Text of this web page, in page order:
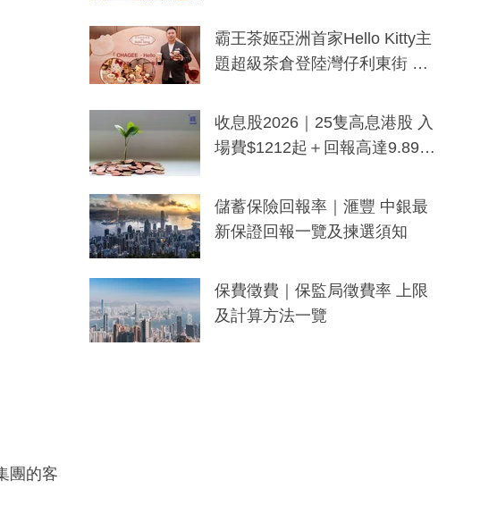
團的客
分鐘生成「貼地」宣傳短片
霸王茶姬亞洲首家Hello Kitty主
題超級茶倉登陸灣仔利東街 推
y及香港限定特調系列
收息股2026｜25隻高息港股 入
場費$1212起＋回報高達9.89
儲蓄保險回報率｜滙豐 中銀最
新保證回報一覽及揀選須知
保費徵費｜保監局徵費率 上限
及計算方法一覽